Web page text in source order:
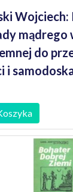
Wojciech:
do
i